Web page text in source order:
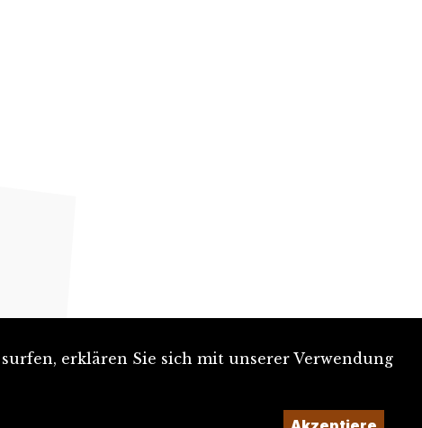
erklären Sie sich mit unserer Verwendung